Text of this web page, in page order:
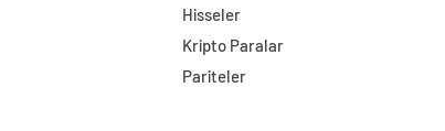
Hisseler
Kripto Paralar
Pariteler